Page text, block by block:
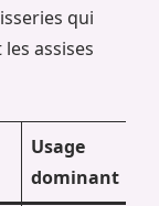
qui
assises
Usage
dominant